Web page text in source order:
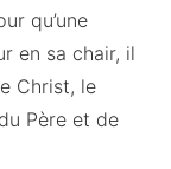
qu’une
en sa chair, il
Christ, le
Père et de